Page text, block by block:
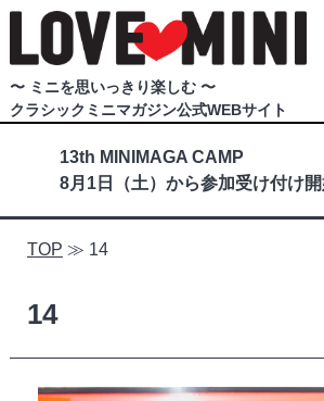
〜 ミニを思いっきり楽しむ 〜
クラシックミニマガジン公式WEBサイト
13th MINIMAGA CAMP
8月1日（土）から参加受け付け開
TOP ≫ 14
14